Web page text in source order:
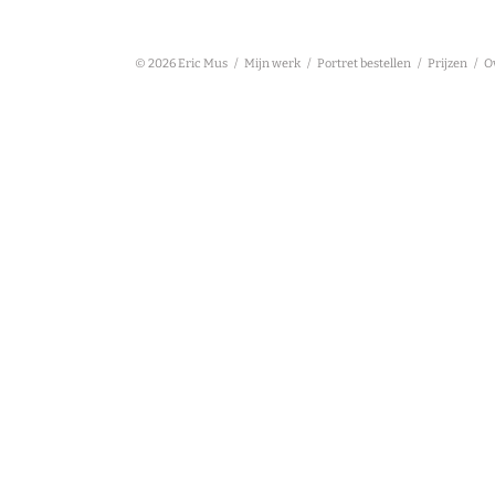
© 2026 Eric Mus / Mijn werk / Portret bestellen / Prijzen /